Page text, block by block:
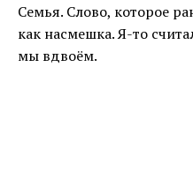
Семья. Слово, которое
как насмешка. Я-то
мы вдвоём.